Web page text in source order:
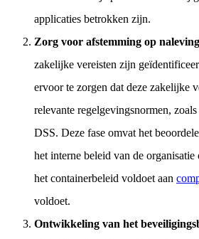
applicaties betrokken zijn.
Zorg voor afstemming op
zakelijke vereisten zijn
ervoor te zorgen dat deze zakelijke
relevante regelgevingsnormen,
DSS. Deze fase omvat het
het interne beleid van de
het containerbeleid voldoet aan
voldoet.
Ontwikkeling van het